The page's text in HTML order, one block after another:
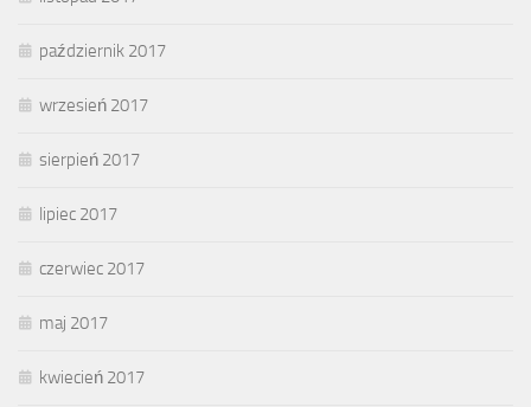
październik 2017
wrzesień 2017
sierpień 2017
lipiec 2017
czerwiec 2017
maj 2017
kwiecień 2017